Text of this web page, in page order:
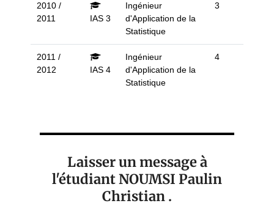
2010 /
2011
IAS 3
Ingénieur
d'Application de la
Statistique
3
2011 /
2012
IAS 4
Ingénieur
d'Application de la
Statistique
4
Laisser un message à
l'étudiant NOUMSI Paulin
Christian .